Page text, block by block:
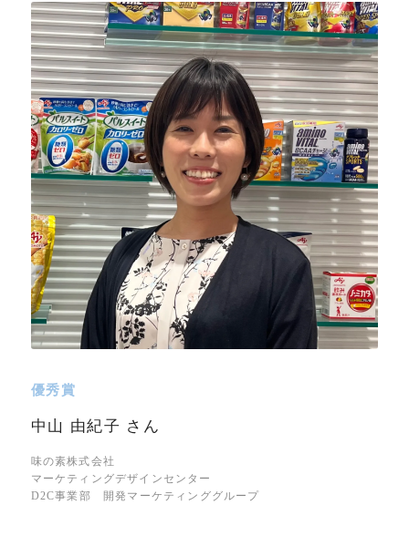
優秀賞
中山 由紀子 さん
味の素株式会社
マーケティングデザインセンター
D2C事業部 開発マーケティンググループ